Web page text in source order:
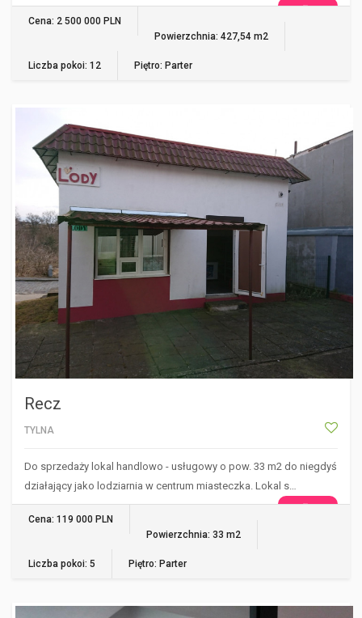
WIĘCEJ
Cena: 2 500 000 PLN
Powierzchnia: 427,54 m2
Liczba pokoi: 12 Piętro: Parter
RECZ
Recz
TYLNA
Do sprzedaży lokal handlowo - usługowy o pow. 33 m2 do niegdyś
działający jako lodziarnia w centrum miasteczka. Lokal s…
WIĘCEJ
Cena: 119 000 PLN
Powierzchnia: 33 m2
Liczba pokoi: 5 Piętro: Parter